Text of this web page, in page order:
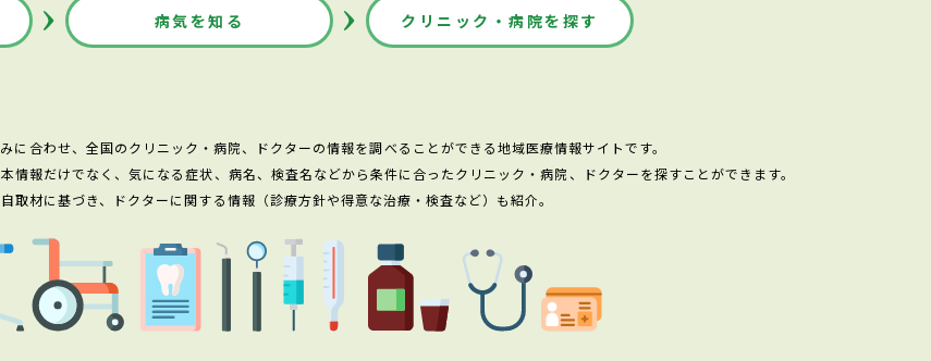
病気を知る クリニック・病院を探す
に合わせ、全国のクリニック・病院、ドクターの情報を調べることができる地域医療情報サイトです。
報だけでなく、気になる症状、病名、検査名などから条件に合ったクリニック・病院、ドクターを探すことができます。
取材に基づき、ドクターに関する情報（診療方針や得意な治療・検査など）も紹介。